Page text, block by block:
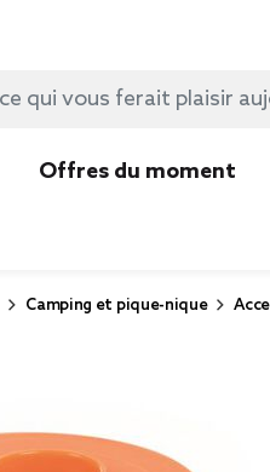
Offres du moment
Camping et pique-nique